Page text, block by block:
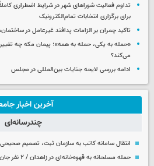
تداوم فعالیت شوراهای شهر در شرایط اضطراری
برای برگزاری انتخابات تمام‌الکترونیک
تاکید چمران بر الزامات پدافند غیرعامل در
«حمله به یکی، حمله به همه»؛ پیمان مکه چه
می‌کند؟
ادامه بررسی لایحه جنایات بین‌المللی در مجلس
آخرین اخبار
چندرسانه‌ای
انتقال سامانه کاتب به سازمان ثبت، تصمیم صحیحی
حمله مسلحانه به قهوه‌خانه‌ای در زاهدان / ۲ نفر جان باختند